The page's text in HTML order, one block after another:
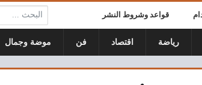
قواعد وشروط النشر البحث:
رياضة اقتصاد فن موضة وجمال